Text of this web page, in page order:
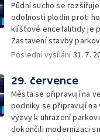
Půdní sucho se
odolnosti plodin proti
klíšťové encefalitidy je
Zastavení stavby
Spor o lokalitu lesa v
organismus —
Masarykově univerzitě —
vyřazení absolventů
Letní kurzy umění pro
kurníky pomáhají na poli
Poslední vysílání31. 7.
29. července
Města se připravují na
podniky se připravují
výzvy k uhrazení
dokončili modernizaci